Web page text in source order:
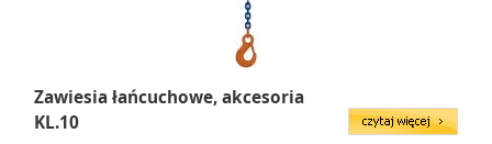
Zawiesia łańcuchowe, akcesoria
KL.10